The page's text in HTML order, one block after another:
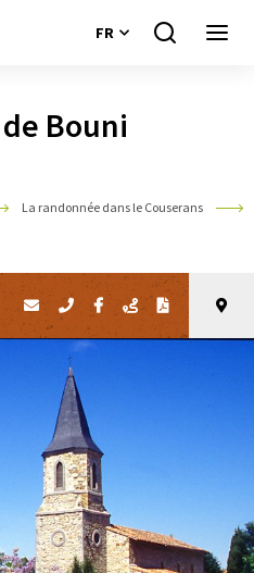
FR
Je
Bouni
La randonnée dans le Couserans